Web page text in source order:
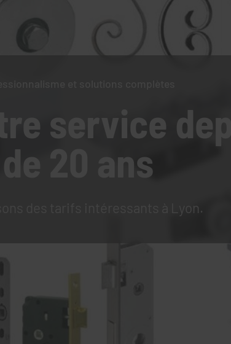
service
de 20 ans
des tarifs intéressants à Lyon.